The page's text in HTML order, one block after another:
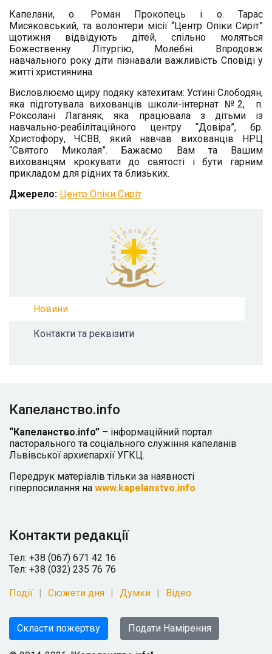
Капелани, о. Роман Прокопець і о. Тарас
Мисяковський, та волонтери місії “Центр Опіки Сиріт”
щотижня відвідують дітей, спільно моляться
Божественну Літургію, Молебні. Впродовж
навчального року діти пізнавали важливість Сповіді у
житті християнина.
Висловлюємо щиру подяку катехитам: Устині Слободян,
яка підготувала вихованців школи-інтернат №2, п.
Роксолані Лаганяк, яка працювала з дітьми із
навчально-реабілітаційного центру “Довіра”, бр.
Христофору, ЧСВВ, який навчав вихованців НРЦ
“Святого Миколая”. Бажаємо Вам та Вашим
вихованцям крокувати до святості і бути гарним
прикладом для рідних та близьких.
Джерело: Центр Опіки Сиріт
Новини
Контакти та реквізити
Капеланство.info
“Капеланство.info” – інформаційний портал
пасторального та соціального служіння капеланів
Львівської архиєпархії УГКЦ.
Передрук матеріалів тільки за наявності
гіперпосилання на www.kapelanstvo.info
Контакти редакції
Тел: +38 (067) 671 42 16
Тел: +38 (032) 235 76 76
Події Сюжети дня Думки Відео
Скласти пожертву Подати Намірення